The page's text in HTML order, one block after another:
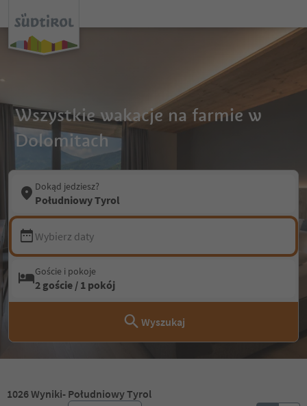
Wszystkie wakacje na farmie w
Dolomitach
Dokąd jedziesz?
Południowy Tyrol
Wybierz daty
Goście i pokoje
2 goście / 1 pokój
Wyszukaj
1026Wyniki- Południowy Tyrol